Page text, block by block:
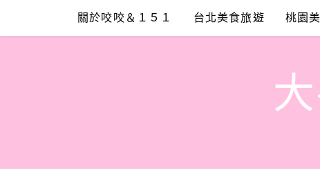
content
關於咬咬＆１５１ 台北美食旅遊 桃園